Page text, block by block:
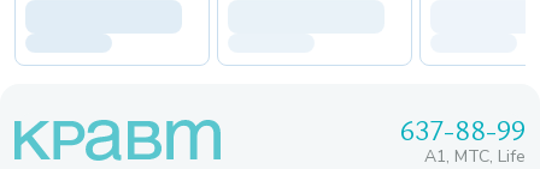
637-88-99
A1, МТС, Life